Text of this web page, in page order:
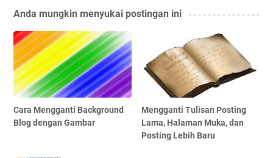
Anda mungkin menyukai postingan ini
Cara Mengganti Background
Blog dengan Gambar
Mengganti Tulisan Posting
Lama, Halaman Muka, dan
Posting Lebih Baru